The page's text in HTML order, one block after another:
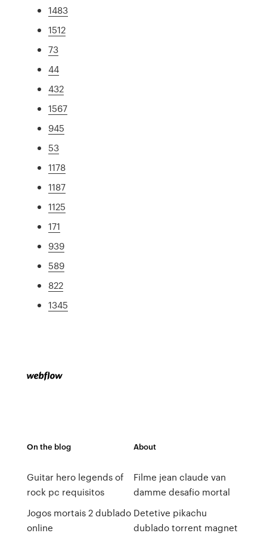
1483
1512
73
44
432
1567
945
53
1178
1187
1125
171
939
589
822
1345
On the blog
Guitar hero legends of
rock pc requisitos
Jogos mortais 2 dublado
online
About
Filme jean claude van
damme desafio mortal
Detetive pikachu
dublado torrent magnet